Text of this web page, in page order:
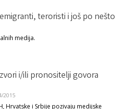
teroristi i još po nešto
medija.
i/ili pronositelji govora
2015
Hrvatske i Srbije pozivaju medijske